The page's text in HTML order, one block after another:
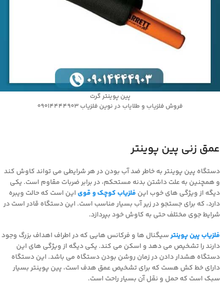
پین پوینتر گرت
فروش فلزیاب و طلایاب در نوین فلزیاب 09014444903
عمق زنی پین پوینتر
دستگاه پین پوینتر به خاطر ضد آب بودن در هر شرایطی می تواند کاوش کند
و همچنین به علت داشتن بدنه مستحکم، در برابر ضربات مقاوم است. یکی
دیگه از ویژگی های خوب این فلزیاب کوچک و قویاین است که حالت ویبره
دارد، که برای جستجو در زیر آب بسیار مناسب است. این دستگاه قادر است در
شرایط جوی مختلف حتی به کاوش خود بپردازد.
فلزیاب پین پوینترسیگنال ها و فرکانس هایی که در اطراف اهداف بزرگ وجود
دارند را تشخیص می دهد و اسکن می کند. یکی دیگه از ویژگی های این
دستگاه هشدار دادن در زمان روشن بودن دستگاه می باشد. این دستگاه
دارای خط کش هست که برای تشخیص عمق هدف است، پین پوینتر بسیار
سبک است که حمل و نقل آن بسیار راحت است.